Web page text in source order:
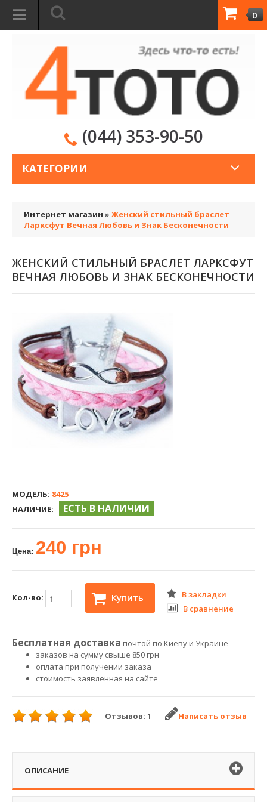
0
(044) 353-90-50
КАТЕГОРИИ
Интернет магазин » Женский стильный браслет
Ларксфут Вечная Любовь и Знак Бесконечности
ЖЕНСКИЙ СТИЛЬНЫЙ БРАСЛЕТ ЛАРКСФУТ
ВЕЧНАЯ ЛЮБОВЬ И ЗНАК БЕСКОНЕЧНОСТИ
МОДЕЛЬ: 8425
НАЛИЧИЕ:
ЕСТЬ В НАЛИЧИИ
Цена: 240 грн
Кол-во: Купить
В закладки
В сравнение
Бесплатная доставка почтой по Киеву и Украине
заказов на сумму свыше 850 грн
оплата при получении заказа
стоимость заявленная на сайте
Отзывов: 1 Написать отзыв
ОПИСАНИЕ